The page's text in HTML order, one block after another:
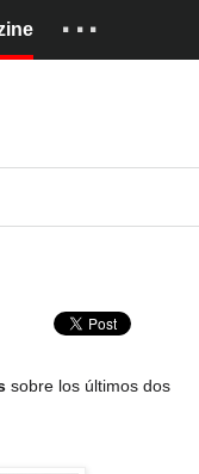
···
English
sobre los últimos dos